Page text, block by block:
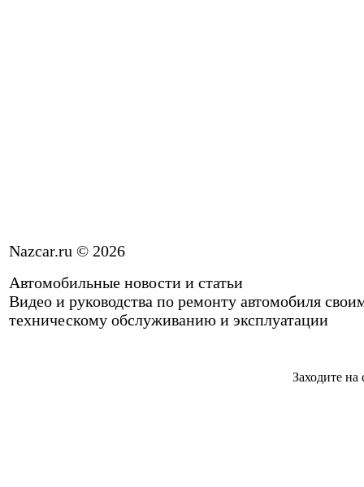
Nazcar.ru © 2026
Автомобильные новости и статьи
Видео и руководства по ремонту автомобиля
техническому обслуживанию и эксплуатации
Заходите на